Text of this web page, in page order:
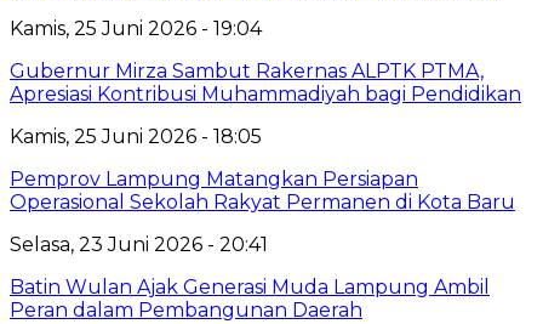
Kamis, 25 Juni 2026 - 19:04
Gubernur Mirza Sambut Rakernas ALPTK PTMA,
Apresiasi Kontribusi Muhammadiyah bagi Pendidikan
Kamis, 25 Juni 2026 - 18:05
Pemprov Lampung Matangkan Persiapan
Operasional Sekolah Rakyat Permanen di Kota Baru
Selasa, 23 Juni 2026 - 20:41
Batin Wulan Ajak Generasi Muda Lampung Ambil
Peran dalam Pembangunan Daerah